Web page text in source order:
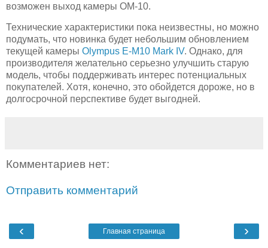
возможен выход камеры OM-10.
Технические характеристики пока неизвестны, но можно
подумать, что новинка будет небольшим обновлением
текущей камеры Olympus E-M10 Mark IV. Однако, для
производителя желательно серьезно улучшить старую
модель, чтобы поддерживать интерес потенциальных
покупателей. Хотя, конечно, это обойдется дороже, но в
долгосрочной перспективе будет выгодней.
Комментариев нет:
Отправить комментарий
‹ ›
Главная страница